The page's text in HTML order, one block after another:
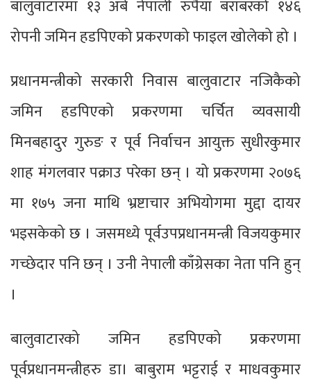
बालुवाटारमा १३ अर्ब नेपाली रुपैयाँ बराबरको १४६
रोपनी जमिन हडपिएको प्रकरणको फाइल खोलेको हो ।
प्रधानमन्त्रीको सरकारी निवास बालुवाटार नजिकैको
जमिन हडपिएको प्रकरणमा चर्चित व्यवसायी
मिनबहादुर गुरुङ र पूर्व निर्वाचन आयुक्त सुधीरकुमार
शाह मंगलवार पक्राउ परेका छन् । यो प्रकरणमा २०७६
मा १७५ जना माथि भ्रष्टाचार अभियोगमा मुद्दा दायर
भइसकेको छ । जसमध्ये पूर्वउपप्रधानमन्त्री विजयकुमार
गच्छेदार पनि छन् । उनी नेपाली काँग्रेसका नेता पनि हुन्
।
बालुवाटारको जमिन हडपिएको प्रकरणमा
पूर्वप्रधानमन्त्रीहरु डा। बाबुराम भट्टराई र माधवकुमार